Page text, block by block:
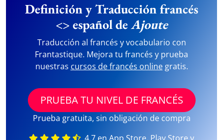
Definición y Traducción francés
<> español deAjoute
Traducción al francés y vocabulario con
Frantastique. Mejora tu francés y prueba
nuestras cursos de francés onlinegratis.
PRUEBA TU NIVEL DE FRANCÉS
Prueba gratuita, sin obligación de compra